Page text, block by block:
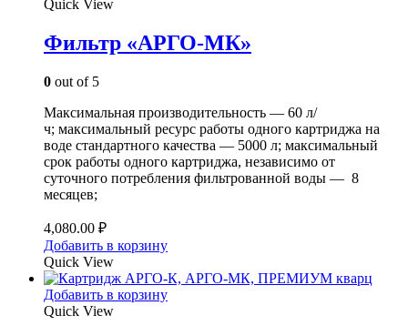
Quick View
Фильтр «АРГО-МК»
0 out of 5
Максимальная производительность — 60 л/
ч; максимальный ресурс работы одного картриджа на
воде стандартного качества — 5000 л; максимальный
срок работы одного картриджа, независимо от
суточного потребления фильтрованной воды — 8
месяцев;
4,080.00 ₽
Добавить в корзину
Quick View
Добавить в корзину
Quick View